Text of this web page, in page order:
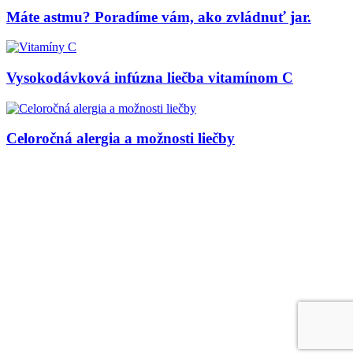
Máte astmu? Poradíme vám, ako zvládnuť jar.
Vysokodávková infúzna liečba vitamínom C
Celoročná alergia a možnosti liečby